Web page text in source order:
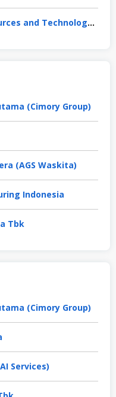
PT Sinar Mas Agro Resources and Technology Tbk
(Cimory Group)
(AGS Waskita)
Indonesia
Tbk
(Cimory Group)
Services)